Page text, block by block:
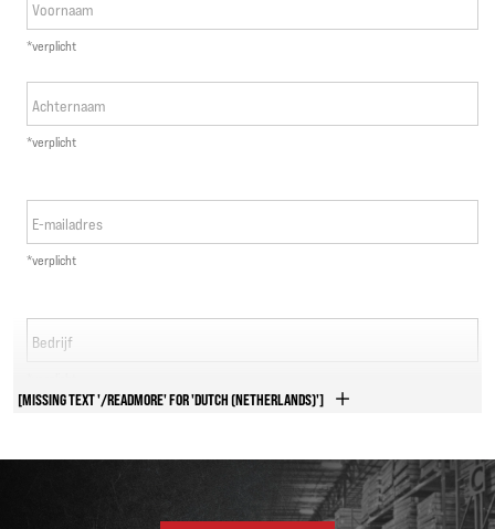
Voornaam
*verplicht
Achternaam
*verplicht
E-mailadres
*verplicht
Bedrijf
[MISSING TEXT '/READMORE' FOR 'DUTCH (NETHERLANDS)']